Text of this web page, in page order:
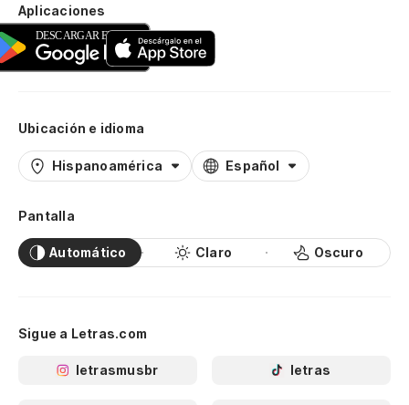
Aplicaciones
Ubicación e idioma
Hispanoamérica Español
Pantalla
Automático Claro Oscuro
Sigue a Letras.com
letrasmusbr letras